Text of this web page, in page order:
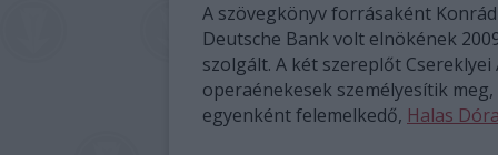
A szövegkönyv forrásaként
Deutsche Bank volt elnökének
szolgált. A két szereplőt
operaénekesek személyesítik
egyenként felemelkedő, Halas